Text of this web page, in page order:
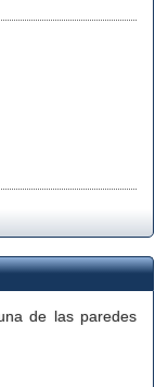
de las paredes